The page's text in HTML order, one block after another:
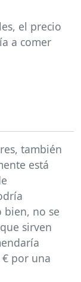
el precio
a comer
también
está
bien, no se
sirven
por una